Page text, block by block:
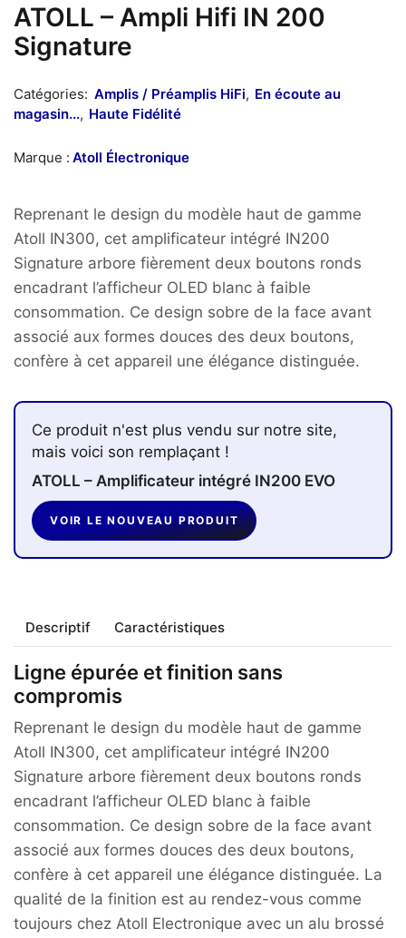
ATOLL – Ampli Hifi IN 200
Signature
Catégories: Amplis / Préamplis HiFi, En écoute au
magasin..., Haute Fidélité
Marque : Atoll Électronique
Reprenant le design du modèle haut de gamme
Atoll IN300, cet amplificateur intégré IN200
Signature arbore fièrement deux boutons ronds
encadrant l’afficheur OLED blanc à faible
consommation. Ce design sobre de la face avant
associé aux formes douces des deux boutons,
confère à cet appareil une élégance distinguée.
Ce produit n'est plus vendu sur notre site,
mais voici son remplaçant !
ATOLL – Amplificateur intégré IN200 EVO
VOIR LE NOUVEAU PRODUIT
Descriptif Caractéristiques
Ligne épurée et finition sans
compromis
Reprenant le design du modèle haut de gamme
Atoll IN300, cet amplificateur intégré IN200
Signature arbore fièrement deux boutons ronds
encadrant l’afficheur OLED blanc à faible
consommation. Ce design sobre de la face avant
associé aux formes douces des deux boutons,
confère à cet appareil une élégance distinguée. La
qualité de la finition est au rendez-vous comme
toujours chez Atoll Electronique avec un alu brossé